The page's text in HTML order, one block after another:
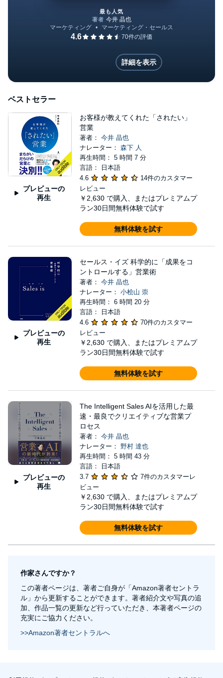
セールス・イズ 科学的に「成
最も人気
詳細を表示
ベストセラー
プレビューの
再生
お客様が教えてくれた「されたい」
営業
著者： 今井 晶也
ナレーター： 森下 人
再生時間： 5 時間 7 分
言語： 日本語
4.6
14件のカスタマー
レビュー
￥2,630 で購入、またはプレミアムプ
ラン30日間無料体験で試す
無料体験を試す
プレビューの
再生
セールス・イズ 科学的に「成果をコ
ントロールする」営業術
著者： 今井 晶也
ナレーター： 小桧山 崇
再生時間： 6 時間 20 分
言語： 日本語
4.6
70件のカスタマー
レビュー
￥2,630 で購入、またはプレミアムプ
ラン30日間無料体験で試す
無料体験を試す
プレビューの
再生
The Intelligent Sales AIを活用した最
速・最良でクリエイティブな営業プ
ロセス
著者： 今井 晶也
ナレーター： 野村 達也
再生時間： 5 時間 43 分
言語： 日本語
3.7
7件のカスタマーレ
ビュー
￥2,630 で購入、またはプレミアムプ
ラン30日間無料体験で試す
無料体験を試す
作家さんですか？
この著者ページは、著者ご自身が「Amazon著者セントラ
ル」から更新することができます。著者紹介文や写真の追
加、作品一覧の更新など行っていただき、本著者ページの
充実にご協力ください。
>>Amazon著者セントラルへ